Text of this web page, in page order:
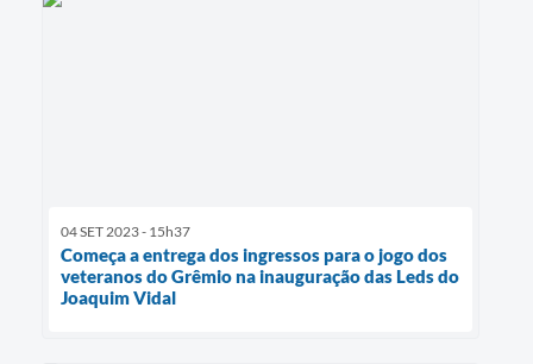
04 SET 2023 - 15h37
Começa a entrega dos ingressos para o jogo dos
veteranos do Grêmio na inauguração das Leds do
Joaquim Vidal